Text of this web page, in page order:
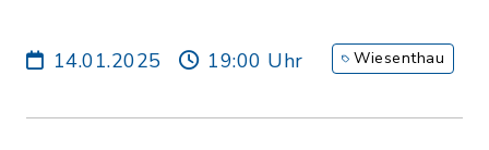
14.01.2025 19:00 Uhr Wiesenthau